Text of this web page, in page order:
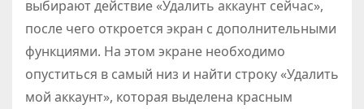
выбирают действие «Удалить аккаунт сейчас»,
после чего откроется экран с дополнительными
функциями. На этом экране необходимо
опуститься в самый низ и найти строку «Удалить
мой аккаунт», которая выделена красным